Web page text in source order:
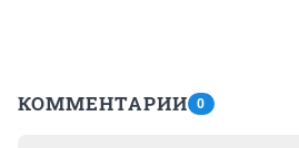
КОММЕНТАРИИ 0